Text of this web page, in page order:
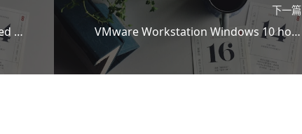
警
下一篇
VMware Workstation Windows 10 host
Ubuntu 18.04 Guest 中加载 Linux 内核
kvm 模块